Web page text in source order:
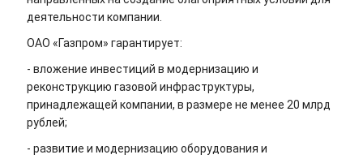
деятельности компании.
ОАО «Газпром» гарантирует:
- вложение инвестиций в модернизацию и
реконструкцию газовой инфраструктуры,
принадлежащей компании, в размере не менее 20 млрд
рублей;
- развитие и модернизацию оборудования и